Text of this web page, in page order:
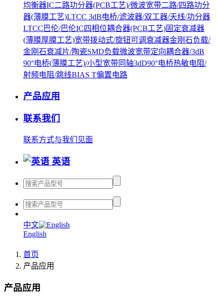
均衡器IC二路功分器(PCB工艺)/微波宽带二路/四路功分
器(薄膜工艺)LTCC 3dB电桥/滤波器/双工器/天线/功分器
LTCC巴伦/巴伦IC四相位耦合器(PCB工艺)固定衰减器
(薄膜厚膜工艺)宽带拨动式/旋钮可调衰减器金刚石负载/
金刚石衰减片/陶瓷SMD负载微波宽带定向耦合器/3dB
90°电桥(薄膜工艺)/小型宽带同轴3dD90°电桥热敏电阻/
射频电阻/跳线BIAS T偏置电路
产品应用
联系我们
联系方式与我们见面
英语
中文
English
首页
产品应用
产品应用